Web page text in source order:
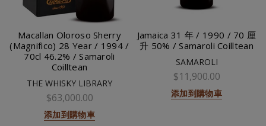
Macallan Oloroso Sherry
(Magnifico) 28 Year / 1994 /
70cl 46.2% / Samaroli
Coilltean
THE WHISKY LIBRARY
$63,000.00
添加到購物車
Jamaica 31 年 / 1990 / 70 厘
升 50% / Samaroli Coilltean
SAMAROLI
$11,900.00
添加到購物車